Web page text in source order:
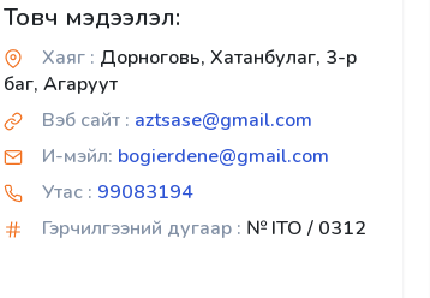
Товч мэдээлэл:
Хаяг : Дорноговь, Хатанбулаг, 3-р
баг, Агаруут
Вэб сайт : aztsase@gmail.com
И-мэйл: bogierdene@gmail.com
Утас : 99083194
Гэрчилгээний дугаар : № ITO / 0312